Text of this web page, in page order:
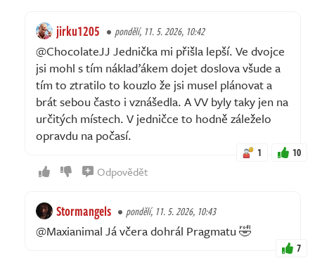
jirku1205 pondělí, 11. 5. 2026, 10:42
@ChocolateJJ Jednička mi přišla lepší. Ve dvojce
jsi mohl s tím náklaďákem dojet doslova všude a
tím to ztratilo to kouzlo že jsi musel plánovat a
brát sebou často i vznášedla. A VV byly taky jen na
určitých místech. V jedničce to hodně záleželo
opravdu na počasí.
1 10
Odpovědět
Stormangels pondělí, 11. 5. 2026, 10:43
@Maxianimal Já včera dohrál Pragmatu 🤣
7